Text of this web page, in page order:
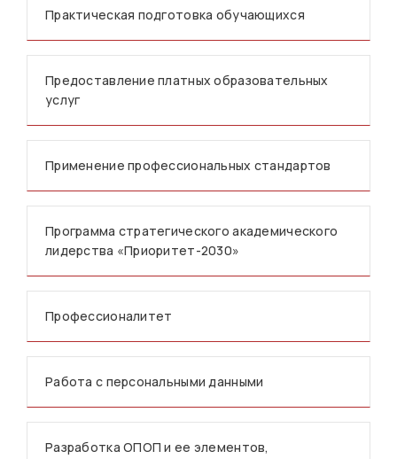
Практическая подготовка обучающихся
Предоставление платных образовательных
услуг
Применение профессиональных стандартов
Программа стратегического академического
лидерства «Приоритет-2030»
Профессионалитет
Работа с персональными данными
Разработка ОПОП и ее элементов,